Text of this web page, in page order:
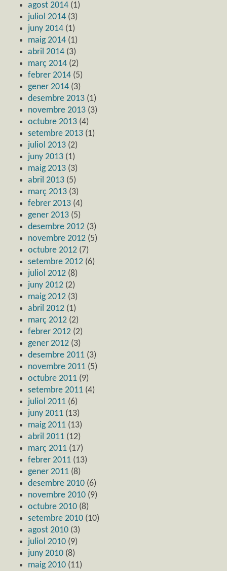
agost 2014 (1)
juliol 2014 (3)
juny 2014 (1)
maig 2014 (1)
abril 2014 (3)
març 2014 (2)
febrer 2014 (5)
gener 2014 (3)
desembre 2013 (1)
novembre 2013 (3)
octubre 2013 (4)
setembre 2013 (1)
juliol 2013 (2)
juny 2013 (1)
maig 2013 (3)
abril 2013 (5)
març 2013 (3)
febrer 2013 (4)
gener 2013 (5)
desembre 2012 (3)
novembre 2012 (5)
octubre 2012 (7)
setembre 2012 (6)
juliol 2012 (8)
juny 2012 (2)
maig 2012 (3)
abril 2012 (1)
març 2012 (2)
febrer 2012 (2)
gener 2012 (3)
desembre 2011 (3)
novembre 2011 (5)
octubre 2011 (9)
setembre 2011 (4)
juliol 2011 (6)
juny 2011 (13)
maig 2011 (13)
abril 2011 (12)
març 2011 (17)
febrer 2011 (13)
gener 2011 (8)
desembre 2010 (6)
novembre 2010 (9)
octubre 2010 (8)
setembre 2010 (10)
agost 2010 (3)
juliol 2010 (9)
juny 2010 (8)
maig 2010 (11)